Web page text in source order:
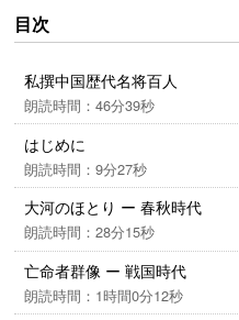
本巻では、群雄割拠の春
の成立までの約1400年を
目次
私撰中国歴代名将百人
朗読時間：46分39秒
はじめに
朗読時間：9分27秒
大河のほとり ー 春秋時代
朗読時間：28分15秒
亡命者群像 ー 戦国時代
朗読時間：1時間0分12秒